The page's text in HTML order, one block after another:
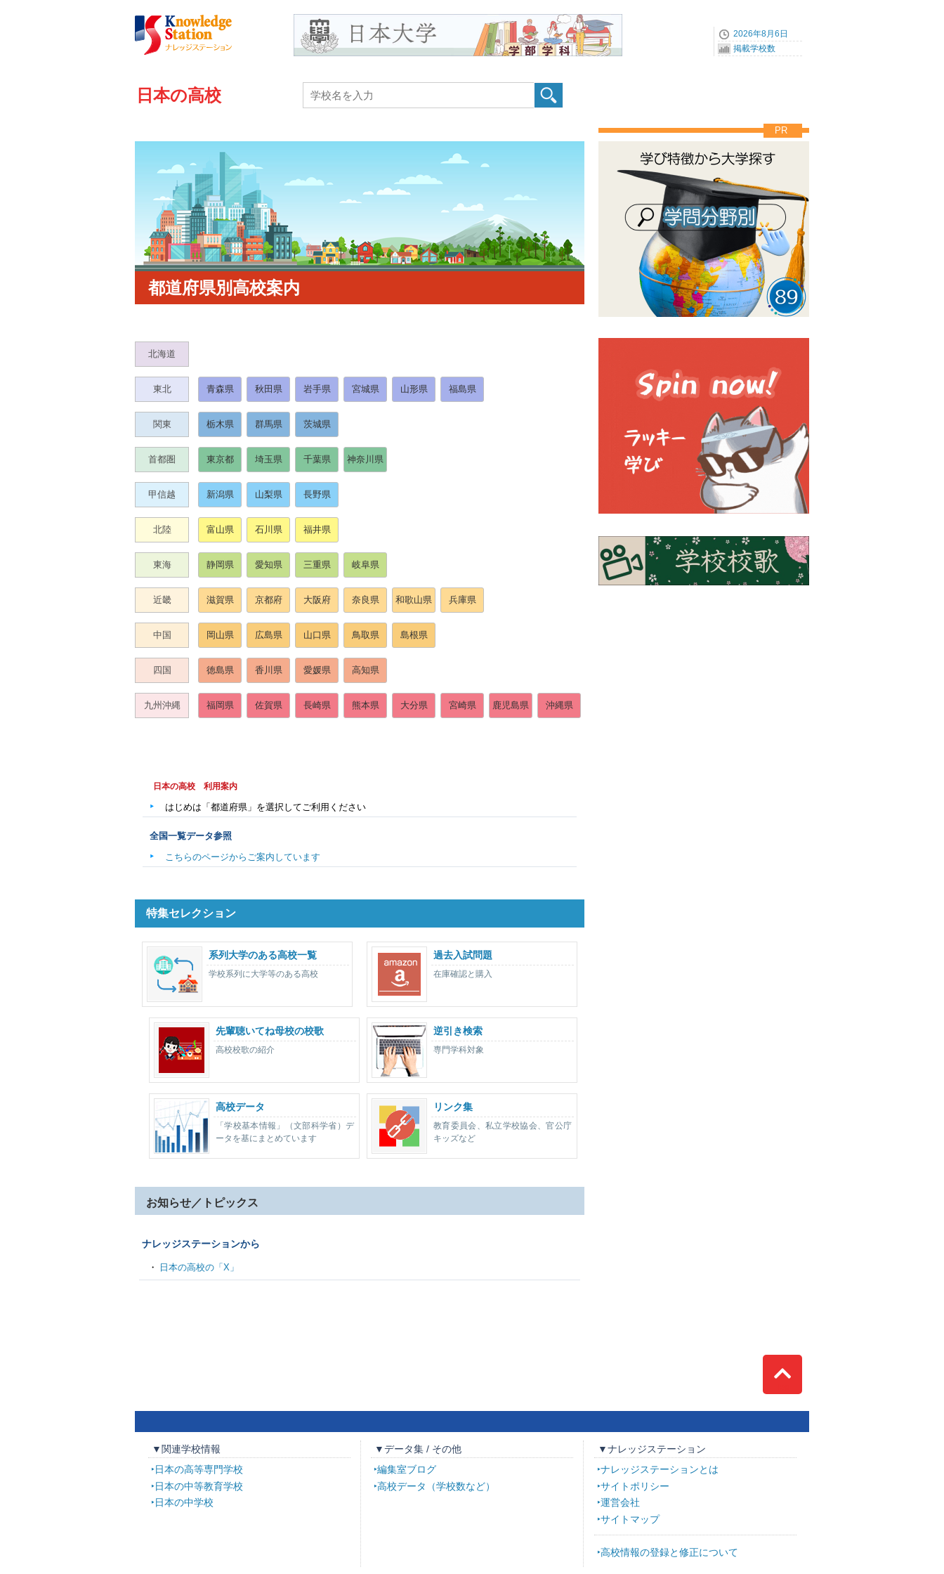
2026年8月6日
掲載学校数
日本の高校
都道府県別高校案内
北海道
東北 青森県 秋田県 岩手県 宮城県 山形県 福島県
関東 栃木県 群馬県 茨城県
首都圏 東京都 埼玉県 千葉県 神奈川県
甲信越 新潟県 山梨県 長野県
北陸 富山県 石川県 福井県
東海 静岡県 愛知県 三重県 岐阜県
近畿 滋賀県 京都府 大阪府 奈良県 和歌山県 兵庫県
中国 岡山県 広島県 山口県 鳥取県 島根県
四国 徳島県 香川県 愛媛県 高知県
九州沖縄 福岡県 佐賀県 長崎県 熊本県 大分県 宮崎県 鹿児島県 沖縄県
日本の高校 利用案内
はじめは「都道府県」を選択してご利用ください
全国一覧データ参照
こちらのページからご案内しています
特集セレクション
系列大学のある高校一覧
学校系列に大学等のある高校
過去入試問題
在庫確認と購入
先輩聴いてね母校の校歌
高校校歌の紹介
逆引き検索
専門学科対象
高校データ
「学校基本情報」（文部科学省）デ
ータを基にまとめています
リンク集
教育委員会、私立学校協会、官公庁
キッズなど
お知らせ／トピックス
ナレッジステーションから
日本の高校の「X」
PR
▼関連学校情報
日本の高等専門学校
日本の中等教育学校
日本の中学校
▼データ集 / その他
編集室ブログ
高校データ（学校数など）
▼ナレッジステーション
ナレッジステーションとは
サイトポリシー
運営会社
サイトマップ
高校情報の登録と修正について